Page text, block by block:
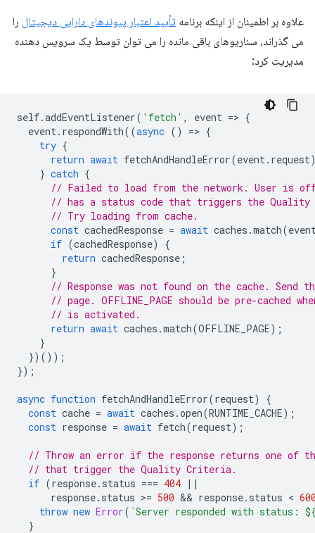
علاوه بر اطمینان از اینکه برنامه تأیید اعتبار پیوندهای دارایی دیجیتال را
می گذراند، سناریوهای باقی مانده را می توان توسط یک سرویس دهنده
مدیریت کرد:
self.addEventListener( 'fetch' , event => {
event. respondWith((async () => {
try {
return await fetchAndHandleError(event. request
} catch {
// Failed to load from the network. User is
// has a status code that triggers the
// Try loading from cache.
const cachedResponse = await caches .match(
if (cachedResponse)
{
return cachedResponse ;
}
// Response was not found on the cache.
// page. OFFLINE_PAGE should be pre-cached
// is activated.
return await caches .match(OFFLINE_PAGE);
}
})());
});
async function fetchAndHandleError(request)
{
const cache = await caches .open(RUNTIME_CACHE);
const response = await fetch(request);
// Throw an error if the response returns one of
// that trigger the Quality Criteria.
if (response. status === 404 ||
response. status >= 500 && response. status <
throw new Error( `Server responded with status:
}